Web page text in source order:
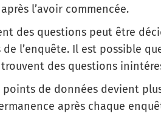
l’avoir commencée.
des questions peut être
de l’enquête. Il est possible
trouvent des questions
de données devient
après chaque